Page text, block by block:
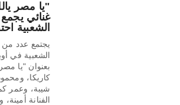
"يا مصر
غنائي يجمع
الشعبية
يجتمع عدد من
الشعبية في
بعنوان "يا
كاريكا،
شيبة، وعمر
الفنانة